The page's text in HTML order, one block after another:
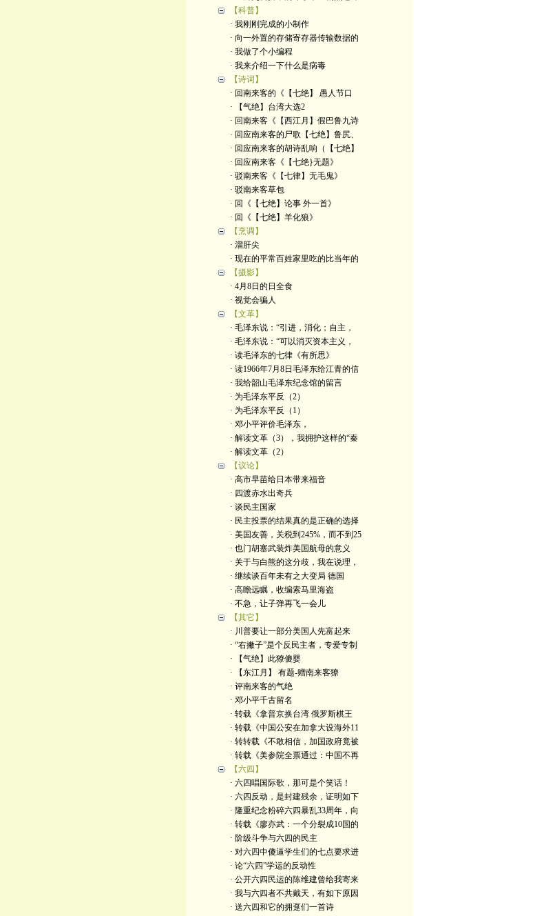
【科普】
· 我刚刚完成的小制作
· 向一外置的存储寄存器传输数据的
· 我做了个小编程
· 我来介绍一下什么是病毒
【诗词】
· 回南来客的《【七绝】 愚人节口
· 【气绝】台湾大选2
· 回南来客《【西江月】假巴鲁九诗
· 回应南来客的尸歌【七绝】鲁尻、
· 回应南来客的胡诗乱响（【七绝】
· 回应南来客《【七绝}无题》
· 驳南来客《【七律】无毛鬼》
· 驳南来客草包
· 回《【七绝】论事 外一首》
· 回《【七绝】羊化狼》
【烹调】
· 溜肝尖
· 现在的平常百姓家里吃的比当年的
【摄影】
· 4月8日的日全食
· 视觉会骗人
【文革】
· 毛泽东说：“引进，消化；自主，
· 毛泽东说：“可以消灭资本主义，
· 读毛泽东的七律《有所思》
· 读1966年7月8日毛泽东给江青的信
· 我给韶山毛泽东纪念馆的留言
· 为毛泽东平反（2）
· 为毛泽东平反（1）
· 邓小平评价毛泽东，
· 解读文革（3），我拥护这样的“秦
· 解读文革（2）
【议论】
· 高市早苗给日本带来福音
· 四渡赤水出奇兵
· 谈民主国家
· 民主投票的结果真的是正确的选择
· 美国友善，关税到245%，而不到25
· 也门胡塞武装炸美国航母的意义
· 关于与白熊的这分歧，我在说理，
· 继续谈百年未有之大变局 德国
· 高瞻远瞩，收编索马里海盗
· 不急，让子弹再飞一会儿
【其它】
· 川普要让一部分美国人先富起来
· “右撇子”是个反民主者，专爱专制
· 【气绝】此獠傻婴
· 【东江月】 有题-赠南来客獠
· 评南来客的气绝
· 邓小平千古留名
· 转载《拿普京换台湾 俄罗斯棋王
· 转载《中国公安在加拿大设海外11
· 转转载《不敢相信，加国政府竟被
· 转载《美参院全票通过：中国不再
【六四】
· 六四唱国际歌，那可是个笑话！
· 六四反动，是封建残余，证明如下
· 隆重纪念粉碎六四暴乱33周年，向
· 转载《廖亦武：一个分裂成10国的
· 阶级斗争与六四的民主
· 对六四中傻逼学生们的七点要求进
· 论“六四”学运的反动性
· 公开六四民运的陈维建曾给我寄来
· 我与六四者不共戴天，有如下原因
· 送六四和它的拥趸们一首诗